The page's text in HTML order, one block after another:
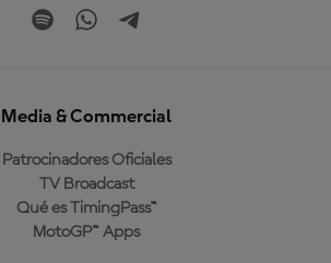
Media & Commercial
Patrocinadores Oficiales
TV Broadcast
Qué es TimingPass™
MotoGP™ Apps